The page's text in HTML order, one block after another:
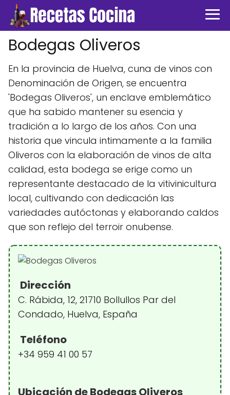
Bodegas Oliveros
En la provincia de Huelva, cuna de vinos con
Denominación de Origen, se encuentra
'Bodegas Oliveros', un enclave emblemático
que ha sabido mantener su esencia y
tradición a lo largo de los años. Con una
historia que vincula intimamente a la familia
Oliveros con la elaboración de vinos de alta
calidad, esta bodega se erige como un
representante destacado de la vitivinicultura
local, cultivando con dedicación las
variedades autóctonas y elaborando caldos
que son reflejo del terroir onubense.
Dirección
C. Rábida, 12, 21710 Bollullos Par del
Condado, Huelva, España
Teléfono
+34 959 41 00 57
Ubicación de Bodegas Oliveros